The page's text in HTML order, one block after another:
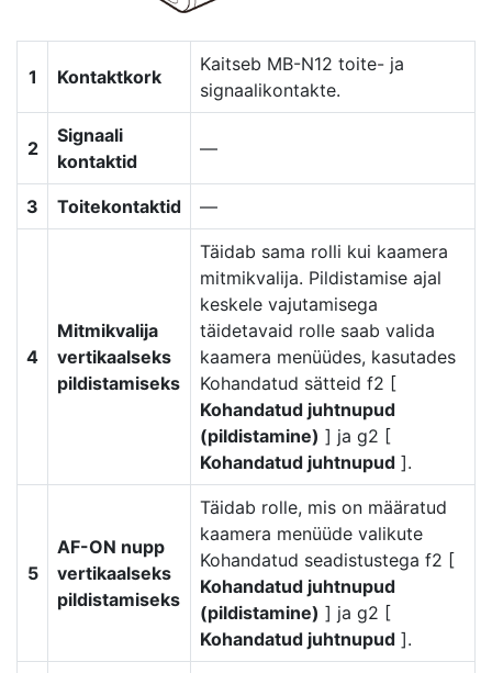
1 Kontaktkork
Kaitseb MB-N12 toite- ja
signaalikontakte.
2
Signaali
kontaktid
—
3 Toitekontaktid —
4
Mitmikvalija
vertikaalseks
pildistamiseks
Täidab sama rolli kui kaamera
mitmikvalija. Pildistamise ajal
keskele vajutamisega
täidetavaid rolle saab valida
kaamera menüüdes, kasutades
Kohandatud sätteid f2 [
Kohandatud juhtnupud
(pildistamine) ] ja g2 [
Kohandatud juhtnupud ].
5
AF-ON nupp
vertikaalseks
pildistamiseks
Täidab rolle, mis on määratud
kaamera menüüde valikute
Kohandatud seadistustega f2 [
Kohandatud juhtnupud
(pildistamine) ] ja g2 [
Kohandatud juhtnupud ].